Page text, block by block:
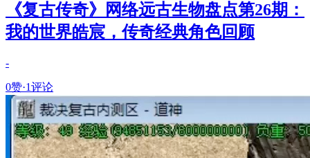
《复古传奇》网络远古生物盘点第26期：
我的世界皓宸，传奇经典角色回顾
-
0赞·1评论